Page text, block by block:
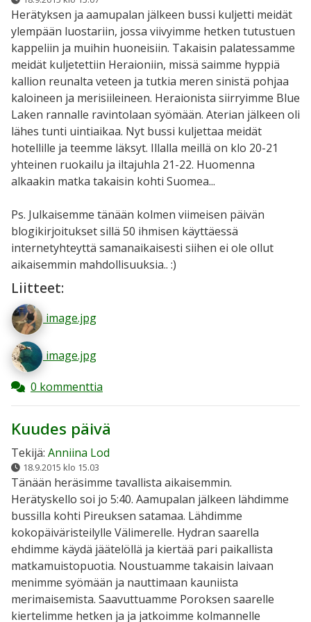
Herätyksen ja aamupalan jälkeen bussi kuljetti meidät
ylempään luostariin, jossa viivyimme hetken tutustuen
kappeliin ja muihin huoneisiin. Takaisin palatessamme
meidät kuljetettiin Heraioniin, missä saimme hyppiä
kallion reunalta veteen ja tutkia meren sinistä pohjaa
kaloineen ja merisiileineen. Heraionista siirryimme Blue
Laken rannalle ravintolaan syömään. Aterian jälkeen oli
lähes tunti uintiaikaa. Nyt bussi kuljettaa meidät
hotellille ja teemme läksyt. Illalla meillä on klo 20-21
yhteinen ruokailu ja iltajuhla 21-22. Huomenna
alkaakin matka takaisin kohti Suomea...
Ps. Julkaisemme tänään kolmen viimeisen päivän
blogikirjoitukset sillä 50 ihmisen käyttäessä
internetyhteyttä samanaikaisesti siihen ei ole ollut
aikaisemmin mahdollisuuksia.. :)
Liitteet:
image.jpg
image.jpg
0 kommenttia
Kuudes päivä
Tekijä: Anniina Lod
18.9.2015 klo 15.03
Tänään heräsimme tavallista aikaisemmin.
Herätyskello soi jo 5:40. Aamupalan jälkeen lähdimme
bussilla kohti Pireuksen satamaa. Lähdimme
kokopäiväristeilylle Välimerelle. Hydran saarella
ehdimme käydä jäätelöllä ja kiertää pari paikallista
matkamuistopuotia. Noustuamme takaisin laivaan
menimme syömään ja nauttimaan kauniista
merimaisemista. Saavuttuamme Poroksen saarelle
kiertelimme hetken ja ja jatkoimme kolmannelle